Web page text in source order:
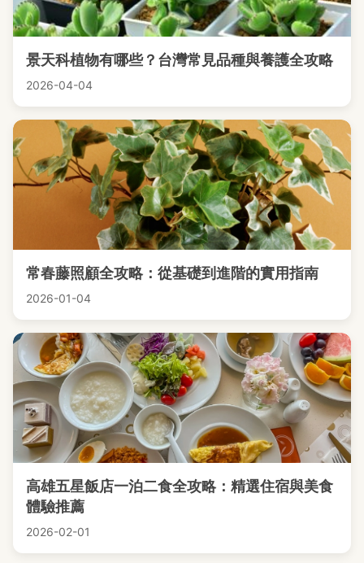
景天科植物有哪些？台灣常見品種與養護全攻略
2026-04-04
常春藤照顧全攻略：從基礎到進階的實用指南
2026-01-04
高雄五星飯店一泊二食全攻略：精選住宿與美食
體驗推薦
2026-02-01